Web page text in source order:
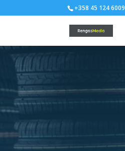
+358 45 124 6009